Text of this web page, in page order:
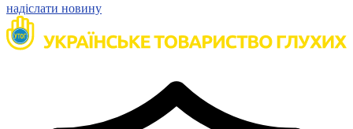
Ресурс для вивчення жестових мов різних країн
ЦУЖМ
Проєкт "Жестова мова для поліцейських"
На допомогу військовим
Медична термінологія жестовою мовою
надіслати новину